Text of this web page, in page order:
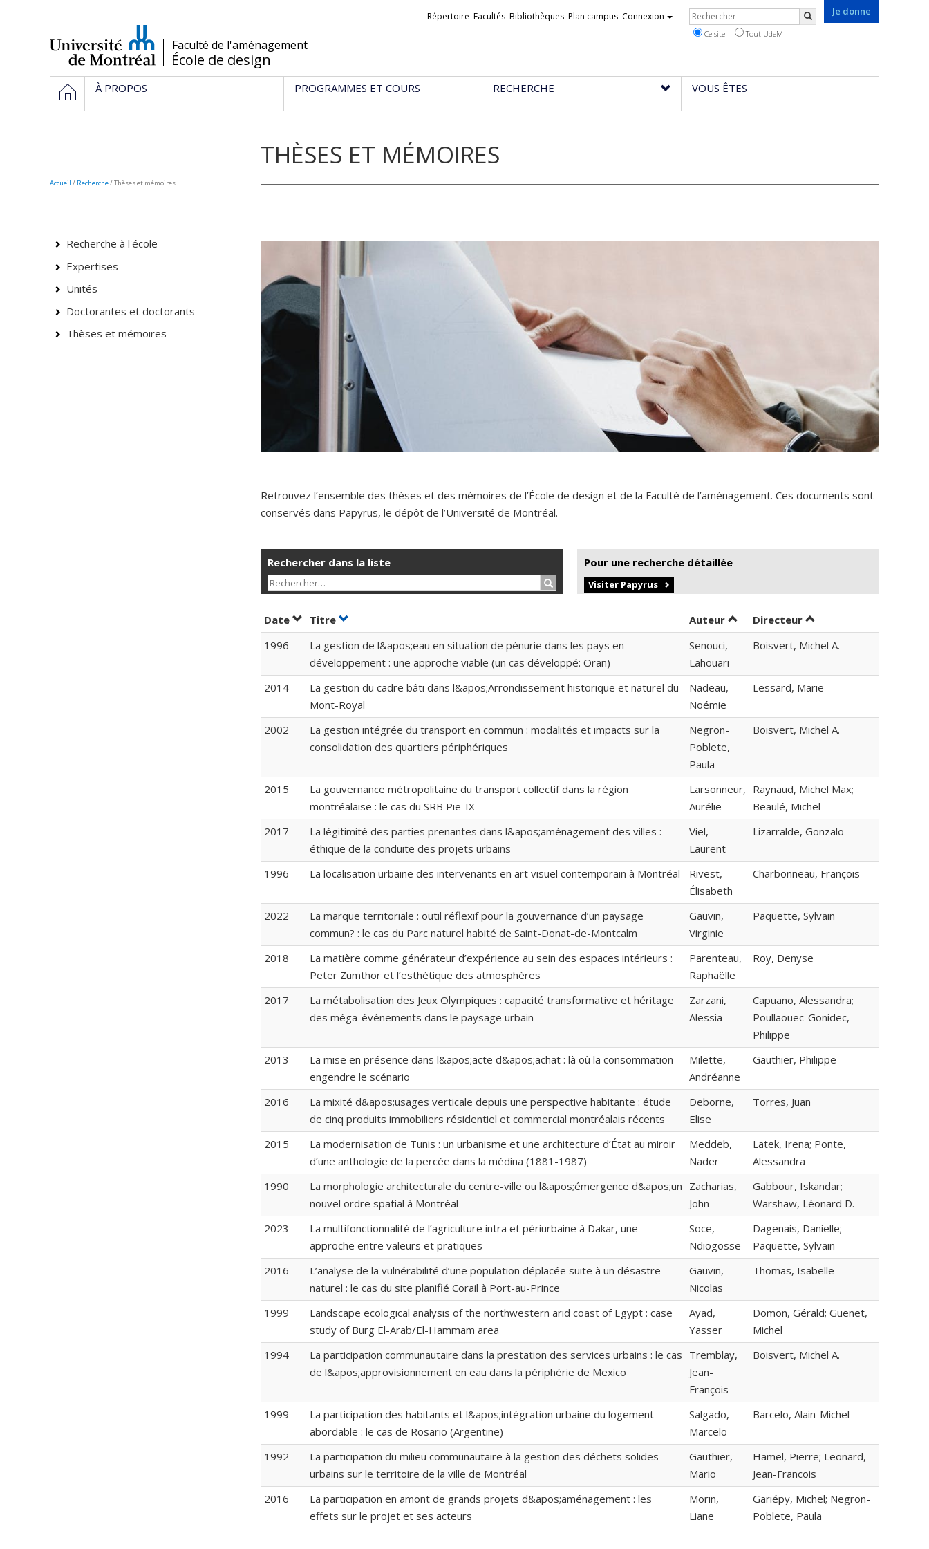
/Faculté de l'aménagement
École de design
Je donne
Liens
Répertoire Facultés Bibliothèques Plan campus Connexion Rechercher
Ce site Tout UdeM
Navigation
principale
ACCUEIL
À PROPOS PROGRAMMES ET COURS RECHERCHE VOUS ÊTES
THÈSES ET MÉMOIRES
Retrouvez l’ensemble des thèses et des mémoires de l’École de design et de la Faculté de l’aménagement. Ces documents sont
conservés dans Papyrus, le dépôt de l’Université de Montréal.
Rechercher dans la liste
Rechercher…
Pour une recherche détaillée
Visiter Papyrus
Date Trier par date en ordre croissant
Titre Trier par titre en ordre croissant Auteur Trier par auteur en ordre croissant
Directeur par contributeur en
1996
La gestion de l&apos;eau en situation de pénurie dans les pays en
développement : une approche viable (un cas développé: Oran)
Senouci,
Lahouari
Boisvert, Michel A.
2014
La gestion du cadre bâti dans l&apos;Arrondissement historique et naturel du
Mont-Royal
Nadeau,
Noémie
Lessard, Marie
2002
La gestion intégrée du transport en commun : modalités et impacts sur la
consolidation des quartiers périphériques
Negron-
Poblete,
Paula
Boisvert, Michel A.
2015
La gouvernance métropolitaine du transport collectif dans la région
montréalaise : le cas du SRB Pie-IX
Larsonneur,
Aurélie
Raynaud, Michel Max;
Beaulé, Michel
2017
La légitimité des parties prenantes dans l&apos;aménagement des villes :
éthique de la conduite des projets urbains
Viel,
Laurent
Lizarralde, Gonzalo
1996 La localisation urbaine des intervenants en art visuel contemporain à Montréal
Rivest,
Élisabeth
Charbonneau, François
2022
La marque territoriale : outil réflexif pour la gouvernance d’un paysage
commun? : le cas du Parc naturel habité de Saint-Donat-de-Montcalm
Gauvin,
Virginie
Paquette, Sylvain
2018
La matière comme générateur d’expérience au sein des espaces intérieurs :
Peter Zumthor et l’esthétique des atmosphères
Parenteau,
Raphaëlle
Roy, Denyse
2017
La métabolisation des Jeux Olympiques : capacité transformative et héritage
des méga-événements dans le paysage urbain
Zarzani,
Alessia
Capuano, Alessandra;
Poullaouec-Gonidec,
Philippe
2013
La mise en présence dans l&apos;acte d&apos;achat : là où la consommation
engendre le scénario
Milette,
Andréanne
Gauthier, Philippe
2016
La mixité d&apos;usages verticale depuis une perspective habitante : étude
de cinq produits immobiliers résidentiel et commercial montréalais récents
Deborne,
Elise
Torres, Juan
2015
La modernisation de Tunis : un urbanisme et une architecture d’État au miroir
d’une anthologie de la percée dans la médina (1881-1987)
Meddeb,
Nader
Latek, Irena; Ponte,
Alessandra
1990
La morphologie architecturale du centre-ville ou l&apos;émergence d&apos;un
nouvel ordre spatial à Montréal
Zacharias,
John
Gabbour, Iskandar;
Warshaw, Léonard D.
2023
La multifonctionnalité de l’agriculture intra et périurbaine à Dakar, une
approche entre valeurs et pratiques
Soce,
Ndiogosse
Dagenais, Danielle;
Paquette, Sylvain
2016
L’analyse de la vulnérabilité d’une population déplacée suite à un désastre
naturel : le cas du site planifié Corail à Port-au-Prince
Gauvin,
Nicolas
Thomas, Isabelle
1999
Landscape ecological analysis of the northwestern arid coast of Egypt : case
study of Burg El-Arab/El-Hammam area
Ayad,
Yasser
Domon, Gérald; Guenet,
Michel
1994
La participation communautaire dans la prestation des services urbains : le cas
de l&apos;approvisionnement en eau dans la périphérie de Mexico
Tremblay,
Jean-
François
Boisvert, Michel A.
1999
La participation des habitants et l&apos;intégration urbaine du logement
abordable : le cas de Rosario (Argentine)
Salgado,
Marcelo
Barcelo, Alain-Michel
1992
La participation du milieu communautaire à la gestion des déchets solides
urbains sur le territoire de la ville de Montréal
Gauthier,
Mario
Hamel, Pierre; Leonard,
Jean-Francois
2016
La participation en amont de grands projets d&apos;aménagement : les
effets sur le projet et ses acteurs
Morin,
Liane
Gariépy, Michel; Negron-
Poblete, Paula
Accueil / Recherche/Thèses et mémoires
Recherche à l'école
Expertises
Unités
Doctorantes et doctorants
Thèses et mémoires